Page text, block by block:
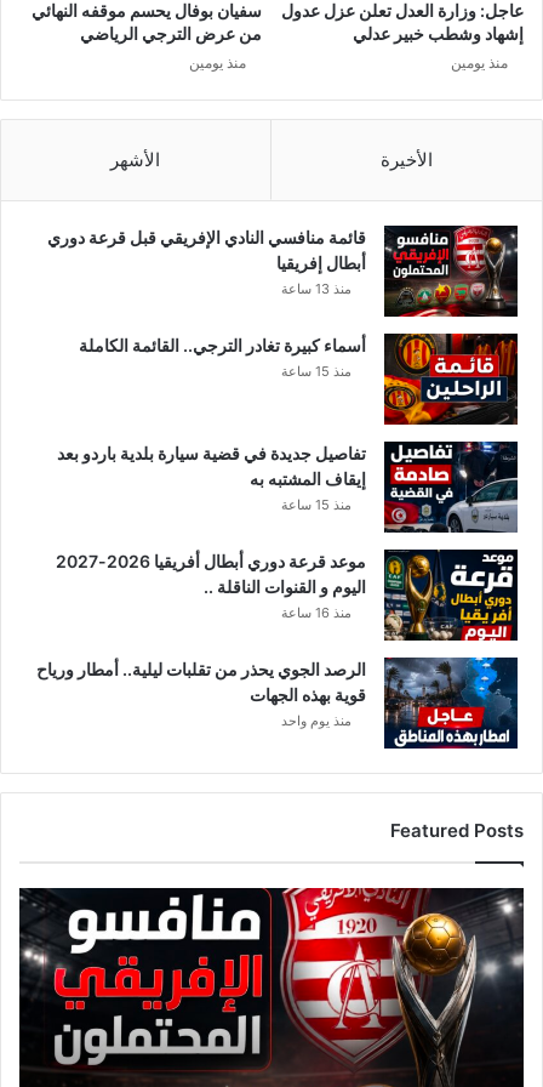
ف
ي
ر
د
ن
ر
و
و
ض
ح
…
ط
ي
عاجل: وزارة العدل تعلن عزل عدول
إشهاد وشطب خبير عدلي
منذ يومين
سفيان بوفال يحسم موقفه النهائي
من عرض الترجي الرياضي
منذ يومين
الأخيرة الأشهر
قائمة منافسي النادي الإفريقي قبل قرعة دوري
أبطال إفريقيا
منذ 13 ساعة
أسماء كبيرة تغادر الترجي.. القائمة الكاملة
منذ 15 ساعة
تفاصيل جديدة في قضية سيارة بلدية باردو بعد
إيقاف المشتبه به
منذ 15 ساعة
موعد قرعة دوري أبطال أفريقيا 2026-2027
اليوم و القنوات الناقلة ..
منذ 16 ساعة
الرصد الجوي يحذر من تقلبات ليلية.. أمطار ورياح
قوية بهذه الجهات
منذ يوم واحد
Featured Posts
ق
ئ
م